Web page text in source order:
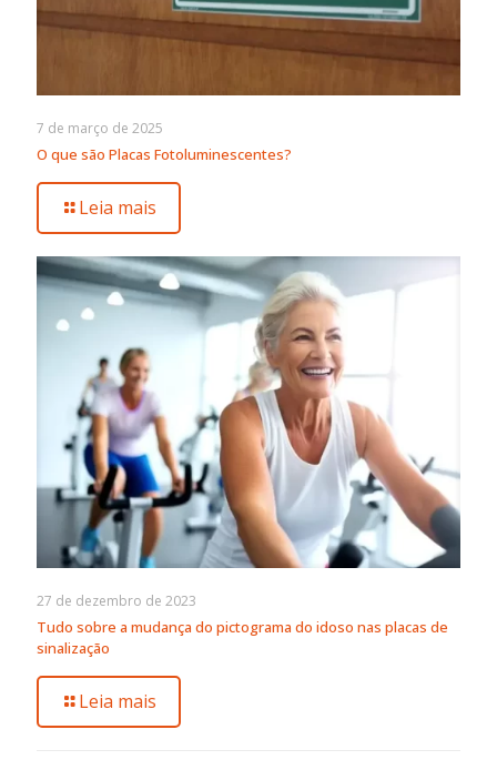
7 de março de 2025
O que são Placas Fotoluminescentes?
Leia mais
27 de dezembro de 2023
Tudo sobre a mudança do pictograma do idoso nas placas de
sinalização
Leia mais